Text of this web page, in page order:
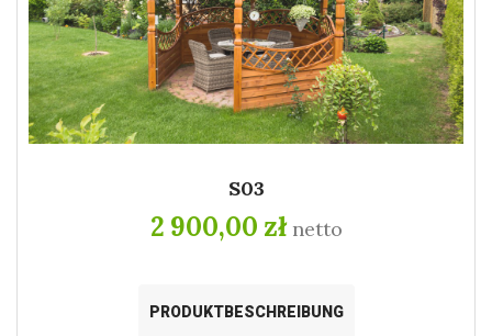
S03
2 900,00 zł netto
PRODUKTBESCHREIBUNG